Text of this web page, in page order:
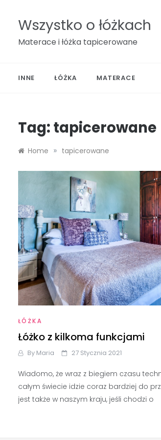
contentWszystko o łóżkach
Materace i łóżka tapicerowane
INNE ŁÓŻKA MATERACE
Tag: tapicerowane
Home » tapicerowane
ŁÓŻKA
Łóżko z kilkoma funkcjami
By Maria 27 Stycznia 2021
Wiadomo, że wraz z biegiem czasu
całym świecie idzie coraz bardziej do
jest także w naszym kraju, jeśli chodzi o